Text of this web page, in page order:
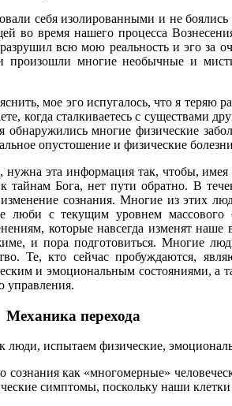
себя изолированными и не
во время нашего процесса
всю мою реальность и эго
многие необычные и
мое эго испугалось, что я теряю
когда сталкиваетесь с существами
многие физические
опустошение и физические
эта информация так, чтобы,
Бога, нет пути обратно. В
сознания. Многие из этих
люби с текущим уровнем
которые навсегда изменят наше
и пора подготовиться. Многие
Те, кто сейчас пробуждаются,
и эмоциональным состояниями, а
управления.
Механика перехода
испытаем физические,
как «многомерные»
симптомы, поскольку наши